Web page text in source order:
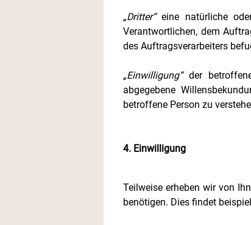
„Dritter“eine natürliche
Verantwortlichen, dem
des Auftragsverarbeiters
„Einwilligung“der
abgegebene
betroffene Person zu
4. Einwilligung
Teilweise erheben wir von
benötigen. Dies findet